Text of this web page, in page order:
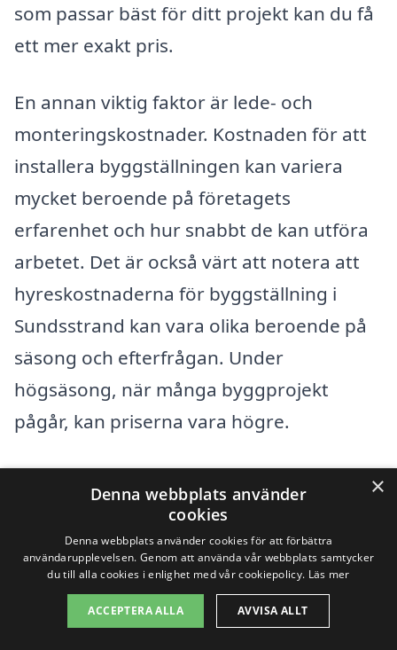
som passar bäst för ditt projekt kan du få
ett mer exakt pris.
En annan viktig faktor är lede- och
monteringskostnader. Kostnaden för att
installera byggställningen kan variera
mycket beroende på företagets
erfarenhet och hur snabbt de kan utföra
arbetet. Det är också värt att notera att
hyreskostnaderna för byggställning i
Sundsstrand kan vara olika beroende på
säsong och efterfrågan. Under
högsäsong, när många byggprojekt
pågår, kan priserna vara högre.
överväg följande aspekter:
Kvalitet och säkerhet:Se till att
byggställningen uppfyller alla
säkerhetsstandarder.
×
Denna webbplats använder
cookies
Denna webbplats använder cookies för att förbättra
användarupplevelsen. Genom att använda vår webbplats samtycker
du till alla cookies i enlighet med vår cookiepolicy. Läs mer
ACCEPTERA ALLA AVVISA ALLT